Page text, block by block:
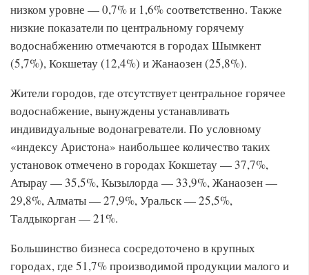
низком уровне — 0,7% и 1,6% соответственно. Также
низкие показатели по центральному горячему
водоснабжению отмечаются в городах Шымкент
(5,7%), Кокшетау (12,4%) и Жанаозен (25,8%).
Жители городов, где отсутствует центральное горячее
водоснабжение, вынуждены устанавливать
индивидуальные водонагреватели. По условному
«индексу Аристона» наибольшее количество таких
установок отмечено в городах Кокшетау — 37,7%,
Атырау — 35,5%, Кызылорда — 33,9%, Жанаозен —
29,8%, Алматы — 27,9%, Уральск — 25,5%,
Талдыкорган — 21%.
Большинство бизнеса сосредоточено в крупных
городах, где 51,7% производимой продукции малого и